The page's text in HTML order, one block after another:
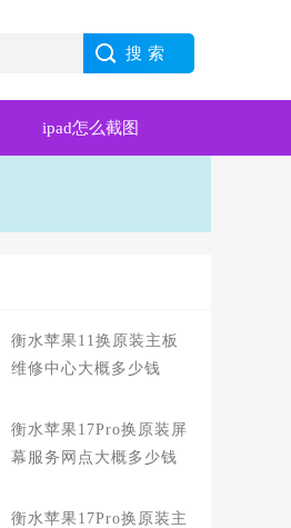
ipad怎么截图
衡水苹果11换原装主板
维修中心大概多少钱
衡水苹果17Pro换原装屏
幕服务网点大概多少钱
衡水苹果17Pro换原装主